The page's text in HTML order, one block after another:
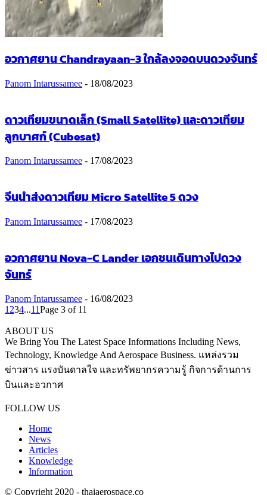
อวกาศยาน Chandrayaan-3 ใกล้ลงจอดบนดวงจันทร์
Panom Intarussamee - 18/08/2023
ดาวเทียมขนาดเล็ก (Small Satellite) และดาวเทียม
ลูกบาศก์ (Cubesat)
Panom Intarussamee - 17/08/2023
จีนนำส่งดาวเทียม Micro Satellite 5 ดวง
Panom Intarussamee - 17/08/2023
อวกาศยาน Nova-C Lander เอกชนเดินทางไปดวง
จันทร์
Panom Intarussamee - 16/08/2023
1 234...11Page 3 of 11
ABOUT US
We Bring You The Latest Space Informations Including News,
Technology, Knowledge And Aerospace Business. แหล่งรวม
ข่าวสาร แรงบันดาลใจ และทรัพยากรความรู้ กิจการด้านการ
บินและอวกาศ
FOLLOW US
Home
News
Articles
Knowledge
Information
© Copyright 2020 - thaiaerospace.co